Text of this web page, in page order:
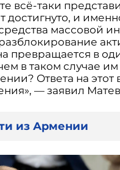
всё-таки
достигнуто, и
массовой
превращается в
в таком случае
Ответа на этот
— заявил
из Армении